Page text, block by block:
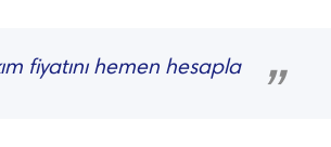
fiyatını hemen hesapla
”